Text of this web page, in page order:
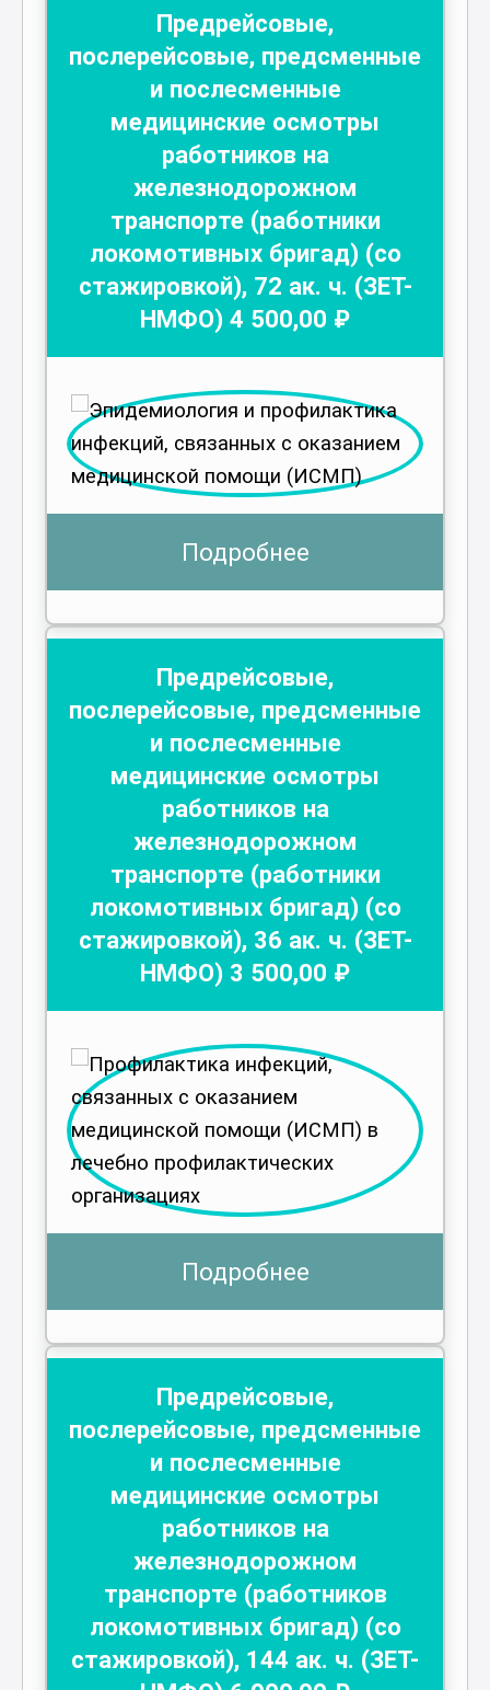
Предрейсовые,
послерейсовые, предсменные
и послесменные
медицинские осмотры
работников на
железнодорожном
транспорте (работники
локомотивных бригад) (со
стажировкой), 72 ак. ч. (ЗЕТ-
НМФО) 4 500,00 ₽
Подробнее
Предрейсовые,
послерейсовые, предсменные
и послесменные
медицинские осмотры
работников на
железнодорожном
транспорте (работники
локомотивных бригад) (со
стажировкой), 36 ак. ч. (ЗЕТ-
НМФО) 3 500,00 ₽
Подробнее
Предрейсовые,
послерейсовые, предсменные
и послесменные
медицинские осмотры
работников на
железнодорожном
транспорте (работников
локомотивных бригад) (со
стажировкой), 144 ак. ч. (ЗЕТ-